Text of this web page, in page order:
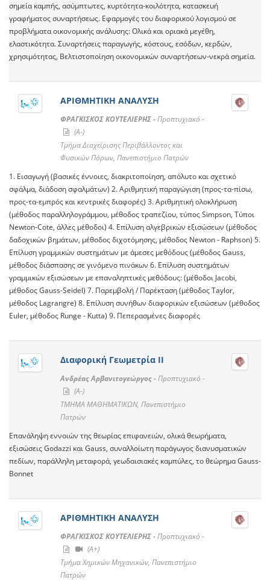
σημεία καμπής, ασύμπτωτες, κυρτότητα-κοιλότητα, κατασκευή
γραφήματος συναρτήσεως. Εφαρμογές του διαφορικού λογισμού σε
προβλήματα οικονομικής ανάλυσης: Ολικά και οριακά μεγέθη,
ελαστικότητα. Συναρτήσεις παραγωγής, κόστους, εσόδων, κερδών,
χρησιμότητας, Βελτιστοποίηση οικονομικών συναρτήσεων-νεκρά σημεία.
ΑΡΙΘΜΗΤΙΚΗ ΑΝΑΛΥΣΗ
ΦΡΑΓΚΙΣΚΟΣ ΚΟΥΤΕΛΙΕΡΗΣ -Προπτυχιακό -
(A-)
Τμήμα Διαχείρισης Περιβάλλοντος και
Φυσικών Πόρων, Πανεπιστήμιο Πατρών
1. Εισαγωγή (βασικές έννοιες, διακριτοποίηση, απόλυτο και σχετικό
σφάλμα, διάδοση σφαλμάτων) 2. Αριθμητική παραγώγιση (προς-τα-πίσω,
προς-τα-εμπρός και κεντρικές διαφορές) 3. Αριθμητική ολοκλήρωση
(μέθοδος παραλληλογράμμου, μέθοδος τραπεζίου, τύπος Simpson, Τύποι
Newton-Cote, άλλες μέθοδοι) 4. Επίλυση αλγεβρικών εξισώσεων (μέθοδος
δαδοχικών βημάτων, μέθοδος διχοτόμησης, μέθοδος Newton - Raphson) 5.
Επίλυση γραμμικών συστημάτων με άμεσες μεθόδους (μέθοδος Gauss,
μέθοδος διάσπασης σε γινόμενο πινάκων 6. Επίλυση συστημάτων
γραμμικών εξισώσεων με επαναληπτικές μεθόδους: (μέθοδοι Jacobi,
μέθοδος Gauss-Seidel) 7. Παρεμβολή / Παρέκταση (μέθοδος Taylor,
μέθοδος Lagrangre) 8. Επίλυση συνήθων διαφορικών εξισώσεων (μέθοδος
Euler, μέθοδος Runge - Kutta) 9. Πεπερασμένες διαφορές
Διαφορική Γεωμετρία ΙΙ
Ανδρέας Αρβανιτογεώργος -Προπτυχιακό -
(A-)
ΤΜΗΜΑ ΜΑΘΗΜΑΤΙΚΩΝ, Πανεπιστήμιο
Πατρών
Επανάληψη εννοιών της θεωρίας επιφανειών, ολικά θεωρήματα,
εξισώσεις Godazzi και Gauss, συναλλοίωτη παράγωγος διανυσματικών
πεδίων, παράλληλη μεταφορά, γεωδαισιακές καμπύλες, το θεώρημα Gauss-
Bonnet
ΑΡΙΘΜΗΤΙΚΗ ΑΝΑΛΥΣΗ
ΦΡΑΓΚΙΣΚΟΣ ΚΟΥΤΕΛΙΕΡΗΣ -Προπτυχιακό -
(A+)
Τμήμα Χημικών Μηχανικών, Πανεπιστήμιο
Πατρών